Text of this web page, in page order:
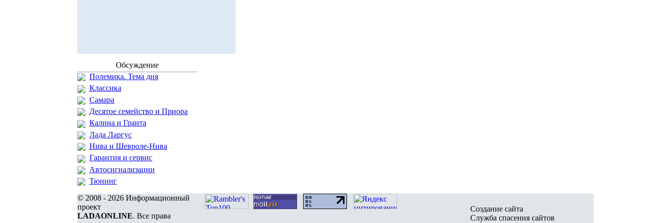
Обсуждение
Полемика. Тема дня
Классика
Самара
Десятое семейство и Приора
Калина и Гранта
Лада Ларгус
Нива и Шевроле-Нива
Гарантия и сервис
Автосигнализации
Тюнинг
© 2008 - 2026 Информационный
проект
LADAONLINE. Все права
Создание сайта
Служба спасения сайтов